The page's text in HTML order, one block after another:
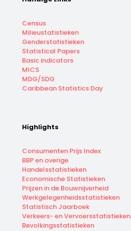
Census
Milieustatistieken
Genderstatistieken
Statistical Papers
Basic indicators
MICS
MDG/SDG
Caribbean Statistics Day
Highlights
Consumenten Prijs Index
BBP en overige
Handelsstatistieken
Economische Statistieken
Prijzen in de Bouwnijverheid
Werkgelegenheidsstatistieken
Statistisch Jaarboek
Verkeers- en Vervoersstatistieken
Bevolkingsstatistieken